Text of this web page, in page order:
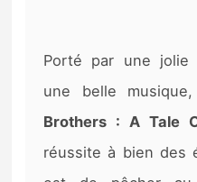
Porté par une jolie
une belle
Brothers : A Tale
réussite à bien des